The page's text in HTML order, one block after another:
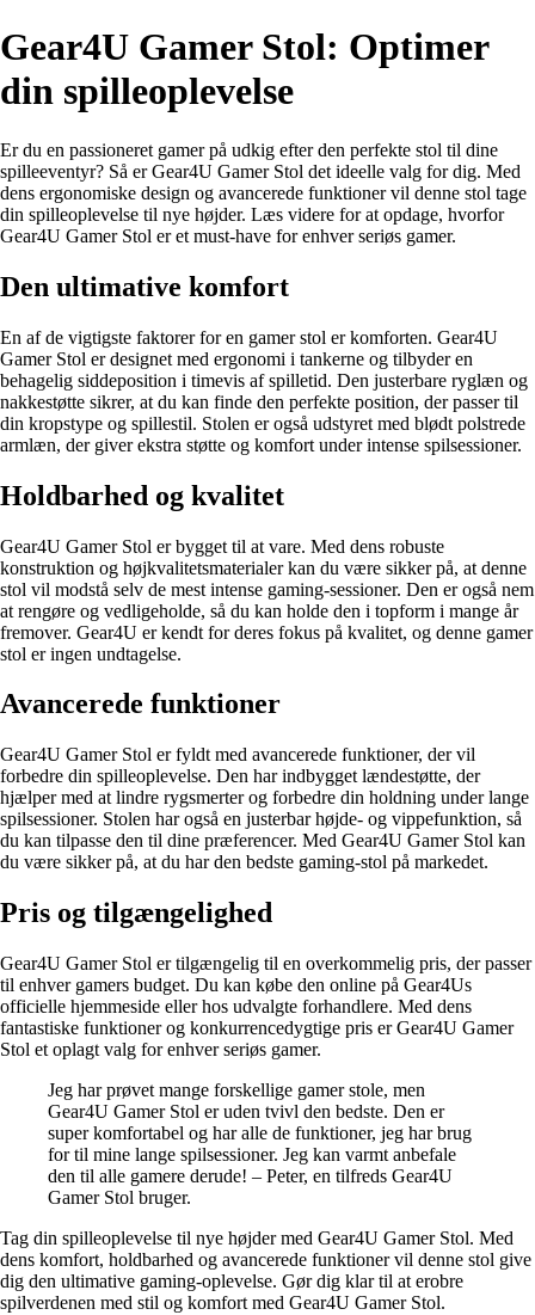
Gear4U Gamer Stol: Optimer
din spilleoplevelse
Er du en passioneret gamer på udkig efter den perfekte stol til dine
spilleeventyr? Så er Gear4U Gamer Stol det ideelle valg for dig. Med
dens ergonomiske design og avancerede funktioner vil denne stol tage
din spilleoplevelse til nye højder. Læs videre for at opdage, hvorfor
Gear4U Gamer Stol er et must-have for enhver seriøs gamer.
Den ultimative komfort
En af de vigtigste faktorer for en gamer stol er komforten. Gear4U
Gamer Stol er designet med ergonomi i tankerne og tilbyder en
behagelig siddeposition i timevis af spilletid. Den justerbare ryglæn og
nakkestøtte sikrer, at du kan finde den perfekte position, der passer til
din kropstype og spillestil. Stolen er også udstyret med blødt polstrede
armlæn, der giver ekstra støtte og komfort under intense spilsessioner.
Holdbarhed og kvalitet
Gear4U Gamer Stol er bygget til at vare. Med dens robuste
konstruktion og højkvalitetsmaterialer kan du være sikker på, at denne
stol vil modstå selv de mest intense gaming-sessioner. Den er også nem
at rengøre og vedligeholde, så du kan holde den i topform i mange år
fremover. Gear4U er kendt for deres fokus på kvalitet, og denne gamer
stol er ingen undtagelse.
Avancerede funktioner
Gear4U Gamer Stol er fyldt med avancerede funktioner, der vil
forbedre din spilleoplevelse. Den har indbygget lændestøtte, der
hjælper med at lindre rygsmerter og forbedre din holdning under lange
spilsessioner. Stolen har også en justerbar højde- og vippefunktion, så
du kan tilpasse den til dine præferencer. Med Gear4U Gamer Stol kan
du være sikker på, at du har den bedste gaming-stol på markedet.
Pris og tilgængelighed
Gear4U Gamer Stol er tilgængelig til en overkommelig pris, der passer
til enhver gamers budget. Du kan købe den online på Gear4Us
officielle hjemmeside eller hos udvalgte forhandlere. Med dens
fantastiske funktioner og konkurrencedygtige pris er Gear4U Gamer
Stol et oplagt valg for enhver seriøs gamer.
Jeg har prøvet mange forskellige gamer stole, men
Gear4U Gamer Stol er uden tvivl den bedste. Den er
super komfortabel og har alle de funktioner, jeg har brug
for til mine lange spilsessioner. Jeg kan varmt anbefale
den til alle gamere derude! – Peter, en tilfreds Gear4U
Gamer Stol bruger.
Tag din spilleoplevelse til nye højder med Gear4U Gamer Stol. Med
dens komfort, holdbarhed og avancerede funktioner vil denne stol give
dig den ultimative gaming-oplevelse. Gør dig klar til at erobre
spilverdenen med stil og komfort med Gear4U Gamer Stol.